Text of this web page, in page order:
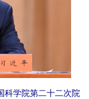
学院第二十二次院